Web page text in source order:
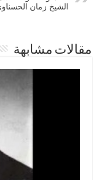
الشيخ زمان
مقالات مشابهة